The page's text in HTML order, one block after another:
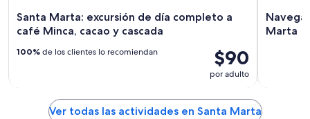
Santa Marta: excursión de día completo a
café Minca, cacao y cascada
$90
por adulto
100% de los clientes lo recomiendan
Marta
Ver todas las actividades en Santa Marta